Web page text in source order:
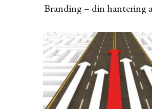
Branding – din hantering